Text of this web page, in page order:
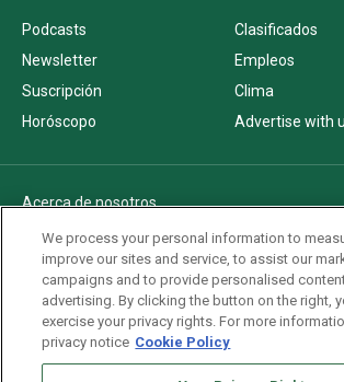
Podcasts
Clasificados
Newsletter
Empleos
Suscripción
Clima
Horóscopo
Advertise with
Acerca de nosotros
Politica de privacidad
Pautas Editoriales
AdChoices
Advertise with us
Newsletters
We process your personal information to
improve our sites and service, to assist our
campaigns and to provide personalised
advertising. By clicking the button on the right,
exercise your privacy rights. For more
privacy notice Cookie Policy